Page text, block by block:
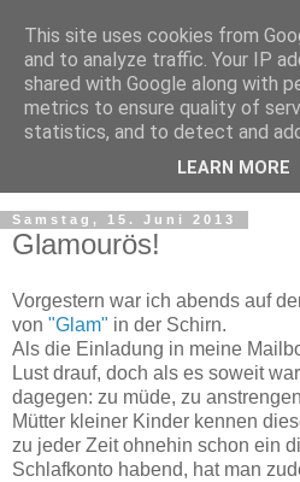
Samstag, 15. Juni 2013
Glamourös!
Vorgestern war ich abends auf
von "Glam" in der Schirn.
Als die Einladung in meine
Lust drauf, doch als es soweit
dagegen: zu müde, zu
Mütter kleiner Kinder kennen
zu jeder Zeit ohnehin schon ein
Schlafkonto habend, hat man
This site uses cookies from
and to analyze traffic. Your IP
shared with Google along with
metrics to ensure quality of
statistics, and to detect and
LEARN MORE